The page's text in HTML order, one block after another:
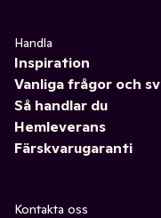
Handla
Inspiration
Vanliga frågor och
Så handlar du
Hemleverans
Färskvarugaranti
Kontakta oss